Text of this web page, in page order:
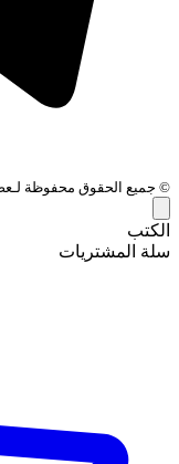
© جميع الحقوق محفوظة لـعصير
الكتب
سلة المشتريات